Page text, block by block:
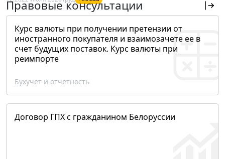
Правовые консультации
Курс валюты при получении претензии от
иностранного покупателя и взаимозачете ее в
счет будущих поставок. Курс валюты при
реимпорте
Бухучет и отчетность
Договор ГПХ с гражданином Белоруссии